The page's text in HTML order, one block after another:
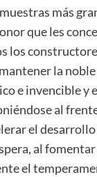
más
que les
los
la noble
e invencible y
al
el
al fomentar
el